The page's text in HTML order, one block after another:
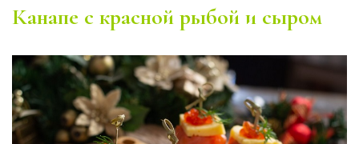
Канапе с красной рыбой и сыром